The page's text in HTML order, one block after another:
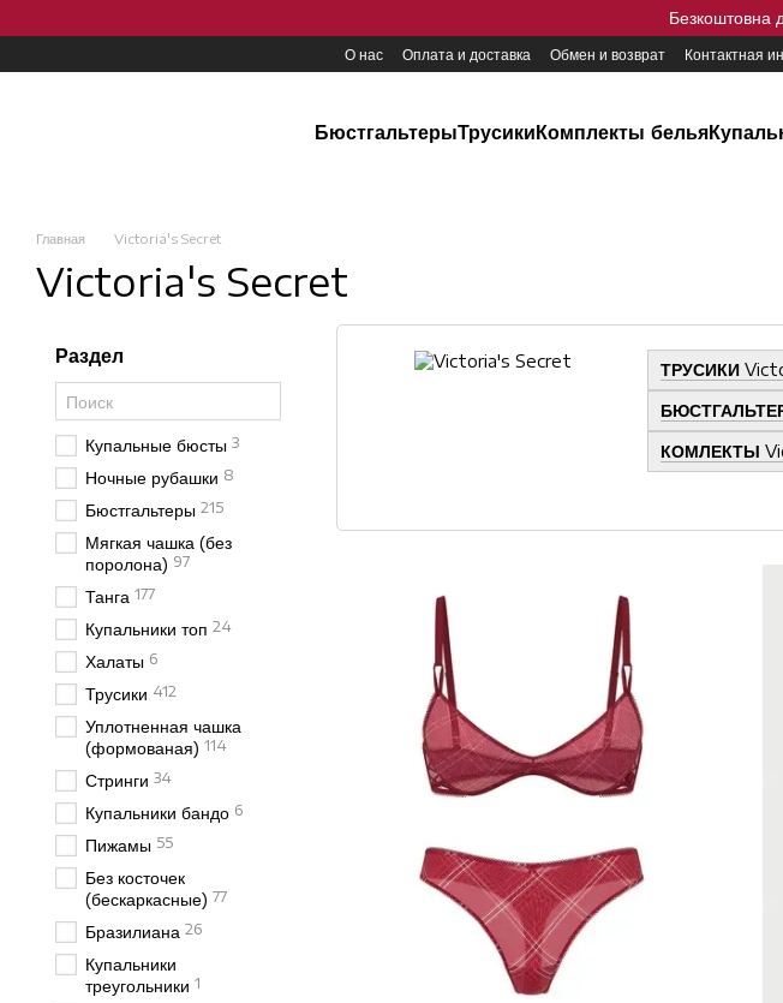
Безкоштовна
О нас Оплата и доставка Обмен и возврат Контактная
БюстгальтерыТрусикиКомплекты белья
Главная Victoria's Secret
Victoria's Secret
ТРУСИКИ
КОМЛЕКТЫ
элегантное
продуктов,
Под
глобальным
Магазины
роскошь, стиль
Одной из
оформлен с
Secret Fashion
стиль жизни,
Философия
эстетического
магазины и
инновационные
Раздел
Купальные бюсты 3
Ночные рубашки 8
Бюстгальтеры 215
Мягкая чашка (без
поролона) 97
Танга 177
Купальники топ 24
Халаты 6
Трусики 412
Уплотненная чашка
(формованая) 114
Стринги 34
Купальники бандо 6
Пижамы 55
Без косточек
(бескаркасные) 77
Бразилиана 26
Купальники
треугольники 1